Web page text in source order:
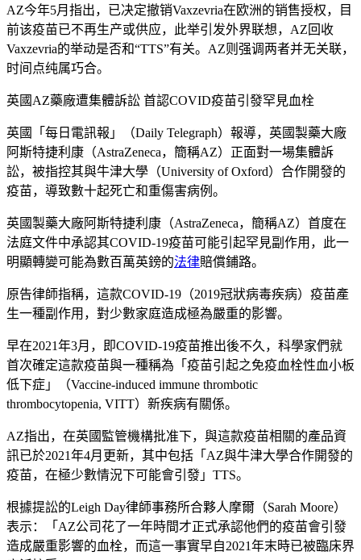
AZ今年5月指出，已决定撤销Vaxzevria在欧洲的销售授权，目
前该疫苗已不再生产或供应，此举引发外界联想，AZ回收
Vaxzevria的举动是否和“TTS”有关。AZ则强调两者并无关联，
时间点纯属巧合。
英國AZ藥廠遭集體訴訟 首認COVID疫苗引發罕見血栓
英國「每日電訊報」（Daily Telegraph）報導，英國製藥大廠
阿斯特捷利康（AstraZeneca，簡稱AZ）正面對一場集體訴
訟，被指控其與牛津大學（University of Oxford）合作開發的
疫苗，導致數十起死亡和重傷害病例。
英國製藥大廠阿斯特捷利康（AstraZeneca，簡稱AZ）首度在
法庭文件中承認其COVID-19疫苗可能引起罕見副作用，此一
明顯轉變可能為數百萬英鎊的法律賠償鋪路。
原告律師指稱，這款COVID-19（2019冠狀病毒疾病）疫苗產
生一種副作用，對少數家庭造成極為嚴重的影響。
早在2021年3月，即COVID-19疫苗推出後不久，科學家們就
首次確定這款疫苗與一種稱為「疫苗引起之免疫血栓性血小板
低下症」（Vaccine-induced immune thrombotic
thrombocytopenia, VITT）新疾病有關係。
AZ指出，在英國監管機構批准下，與這款疫苗相關的產品資
訊已於2021年4月更新，其中包括「AZ與牛津大學合作開發的
疫苗，在極少數情況下可能會引發」TTS。
根據提訟的Leigh Day律師事務所合夥人摩爾（Sarah Moore）
表示：「AZ公司花了一年時間才正式承認他們的疫苗會引發
造成嚴重影響的血栓，而這一事實早自2021年末時已被臨床界